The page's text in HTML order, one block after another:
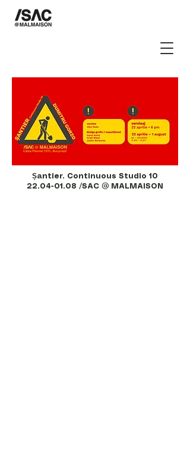
Șantier. Continuous Studio 10
22.04-01.08 /SAC @ MALMAISON